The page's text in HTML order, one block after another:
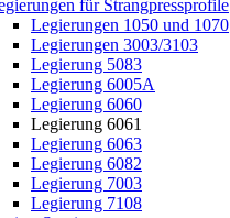
für Strangpressprofile
Legierungen 1050 und 1070
Legierungen 3003/3103
Legierung 5083
Legierung 6005A
Legierung 6060
Legierung 6061
Legierung 6063
Legierung 6082
Legierung 7003
Legierung 7108